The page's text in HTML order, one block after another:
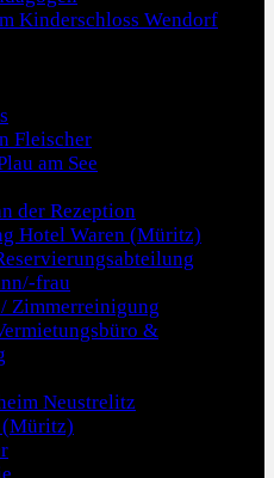
Kinderschloss Wendorf
Fleischer
am See
der Rezeption
Hotel Waren (Müritz)
frau
Zimmerreinigung
&
Neustrelitz
(Müritz)